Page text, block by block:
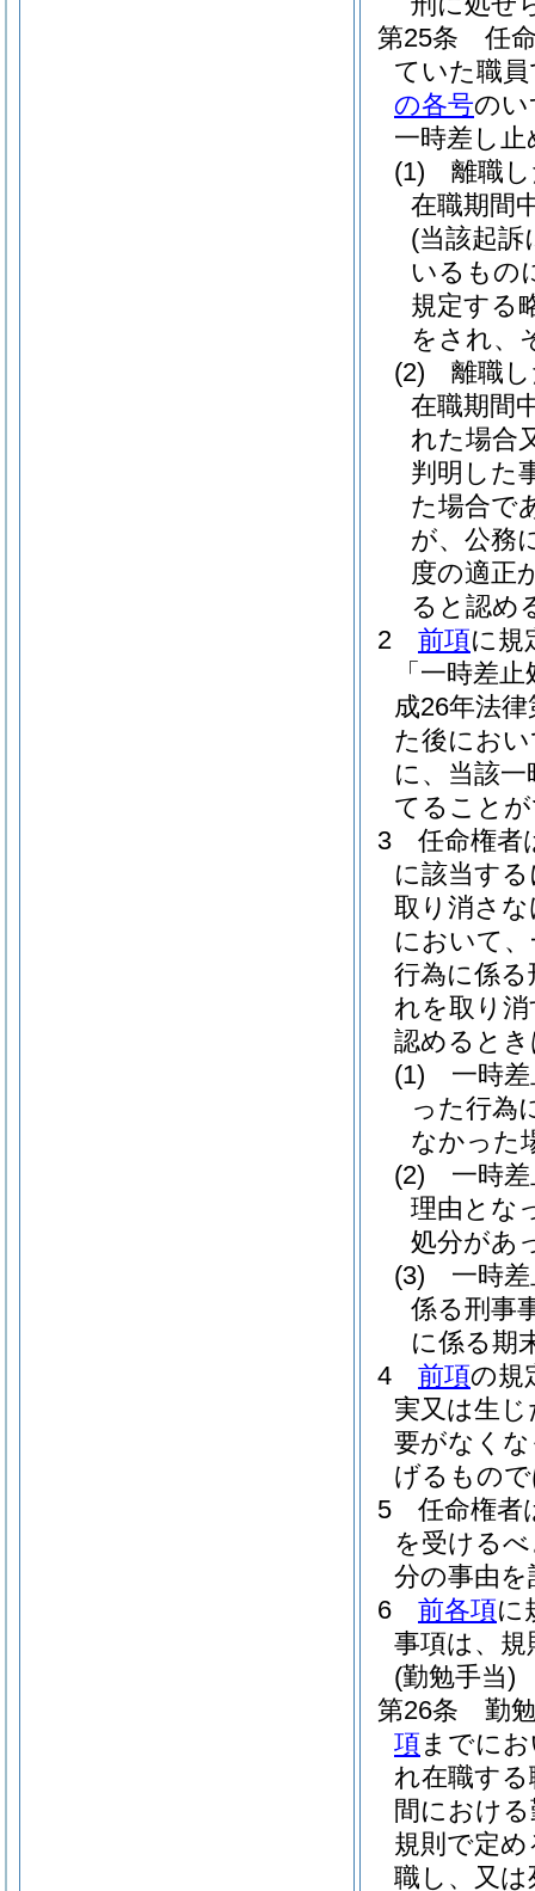
第25条
任
ていた職
の各号のい
一時差し
(1)
離職
在職期間
(当該起
いるもの
規定する
をされ、
(2)
離職
在職期間
れた場合
判明した
た場合で
が、公務
度の適正
ると認め
2
前項に規
「一時差
成26年法律
た後にお
に、当該
てること
3
任命権者
に該当す
取り消さ
において
行為に係
れを取り
認めると
(1)
一時
った行為
なかった
(2)
一時
理由とな
処分があ
(3)
一時
係る刑事
に係る期
4
前項の規
実又は生
要がなく
げるもの
5
任命権者
を受ける
分の事由
6
前各項に
事項は、
(勤勉手当)
第26条
勤
項 までに
れ在職す
間におけ
規則で定
職し、又